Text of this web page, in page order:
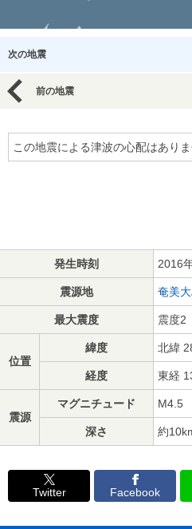
次の地震
前の地震
この地震による津波の心配はありま
発生時刻 2016
震源地 奄美
最大震度 震度2
位置
緯度 北緯
経度 東経
震源
マグニチュード M4.5
深さ 約
Twitter Facebook